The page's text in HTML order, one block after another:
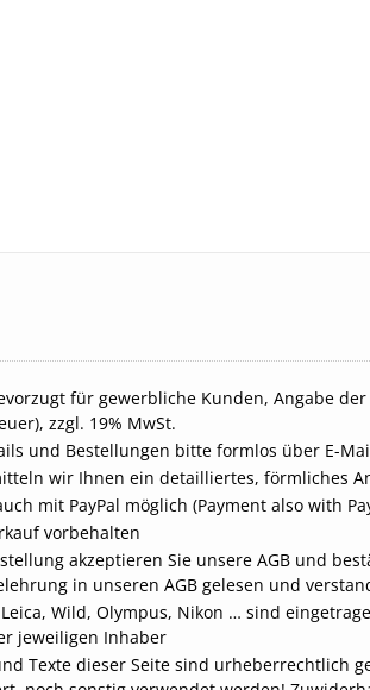
für gewerbliche Kunden, Angabe
zzgl. 19% MwSt.
und Bestellungen bitte formlos über E-
wir Ihnen ein detailliertes, förmliches
mit PayPal möglich (Payment also with
vorbehalten
akzeptieren Sie unsere AGB und
in unseren AGB gelesen und
Wild, Olympus, Nikon … sind
jeweiligen Inhaber
Texte dieser Seite sind urheberrechtlich